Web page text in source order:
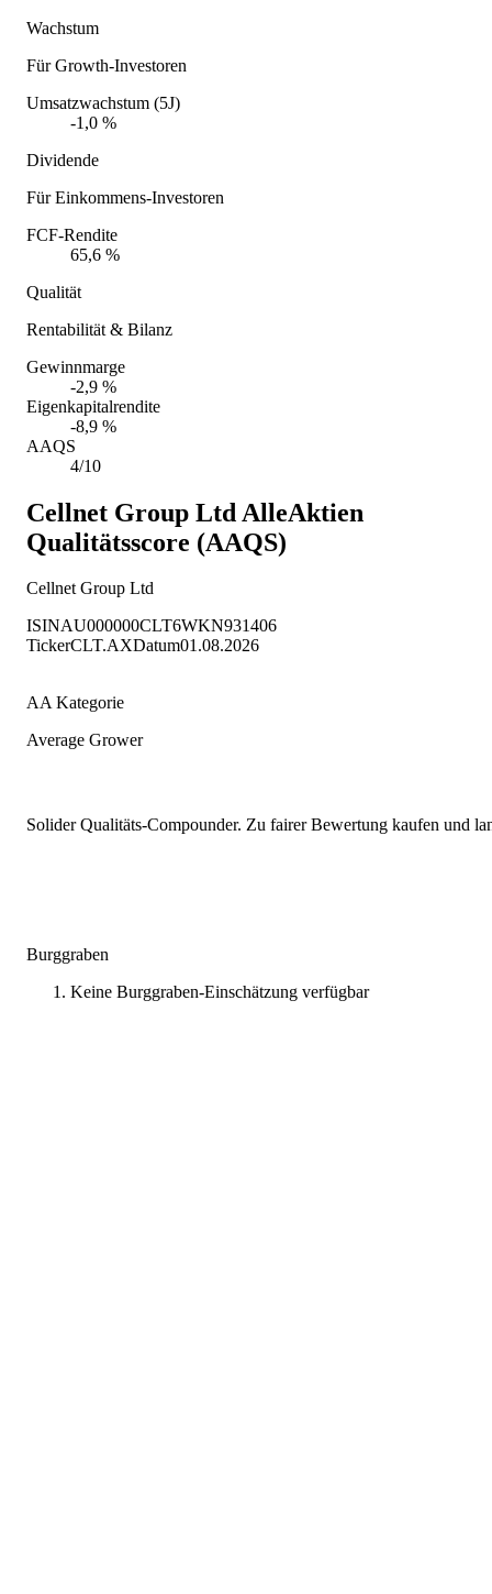
Wachstum
Für Growth-Investoren
Umsatzwachstum (5J)
-1,0 %
Dividende
Für Einkommens-Investoren
FCF-Rendite
65,6 %
Qualität
Rentabilität & Bilanz
Gewinnmarge
-2,9 %
Eigenkapitalrendite
-8,9 %
AAQS
4/10
Cellnet Group Ltd AlleAktien
Qualitätsscore (AAQS)
Cellnet Group Ltd
ISINAU000000CLT6WKN931406
TickerCLT.AXDatum01.08.2026
AA Kategorie
Average Grower
Solider Qualitäts-Compounder. Zu fairer Bewertung kaufen und
Burggraben
Keine Burggraben-Einschätzung verfügbar